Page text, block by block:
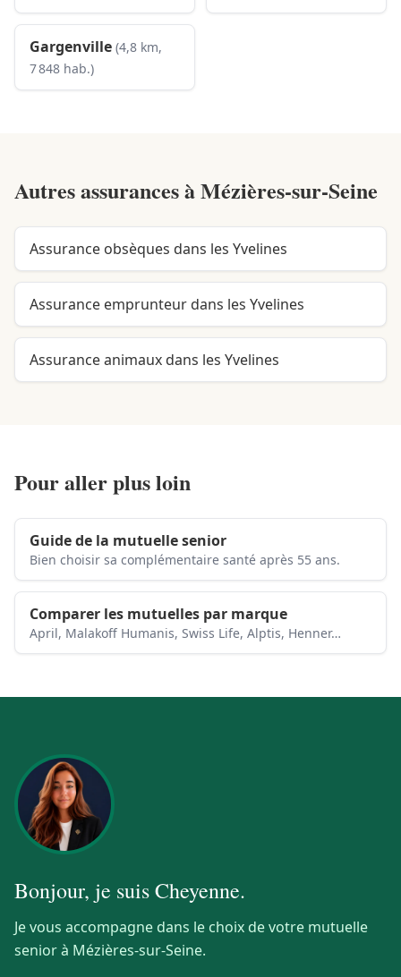
Gargenville (4,8 km,
7 848 hab.)
Autres assurances àMézières-sur-Seine
Assurance obsèques dans les Yvelines
Assurance emprunteur dans les Yvelines
Assurance animaux dans les Yvelines
Pour aller plus loin
Guide de la mutuelle senior
Bien choisir sa complémentaire santé après 55 ans.
Comparer les mutuelles par marque
April, Malakoff Humanis, Swiss Life, Alptis, Henner…
Bonjour, je suisCheyenne.
Je vous accompagne dans le choix de votre mutuelle
senior à Mézières-sur-Seine.